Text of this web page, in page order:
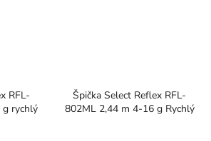
RFL-
rychlý
Špička Select Reflex RFL-
802ML 2,44 m 4-16 g Rychlý